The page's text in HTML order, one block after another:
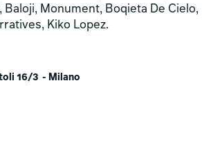
Baloji, Monument, Boqieta De Cielo,
Kiko Lopez.
16/3 - Milano